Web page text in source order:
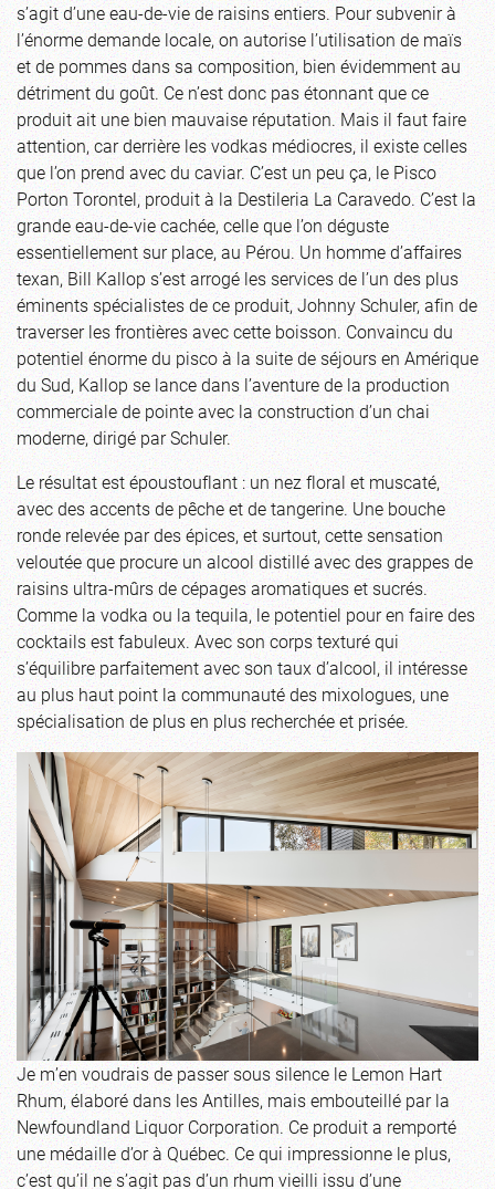
s’agit d’une eau-de-vie de raisins entiers. Pour subvenir à
l’énorme demande locale, on autorise l’utilisation de maïs
et de pommes dans sa composition, bien évidemment au
détriment du goût. Ce n’est donc pas étonnant que ce
produit ait une bien mauvaise réputation. Mais il faut faire
attention, car derrière les vodkas médiocres, il existe celles
que l’on prend avec du caviar. C’est un peu ça, le Pisco
Porton Torontel, produit à la Destileria La Caravedo. C’est la
grande eau-de-vie cachée, celle que l’on déguste
essentiellement sur place, au Pérou. Un homme d’affaires
texan, Bill Kallop s’est arrogé les services de l’un des plus
éminents spécialistes de ce produit, Johnny Schuler, afin de
traverser les frontières avec cette boisson. Convaincu du
potentiel énorme du pisco à la suite de séjours en Amérique
du Sud, Kallop se lance dans l’aventure de la production
commerciale de pointe avec la construction d’un chai
moderne, dirigé par Schuler.
Le résultat est époustouflant : un nez floral et muscaté,
avec des accents de pêche et de tangerine. Une bouche
ronde relevée par des épices, et surtout, cette sensation
veloutée que procure un alcool distillé avec des grappes de
raisins ultra-mûrs de cépages aromatiques et sucrés.
Comme la vodka ou la tequila, le potentiel pour en faire des
cocktails est fabuleux. Avec son corps texturé qui
s’équilibre parfaitement avec son taux d’alcool, il intéresse
au plus haut point la communauté des mixologues, une
spécialisation de plus en plus recherchée et prisée.
Je m’en voudrais de passer sous silence le Lemon Hart
Rhum, élaboré dans les Antilles, mais embouteillé par la
Newfoundland Liquor Corporation. Ce produit a remporté
une médaille d’or à Québec. Ce qui impressionne le plus,
c’est qu’il ne s’agit pas d’un rhum vieilli issu d’une